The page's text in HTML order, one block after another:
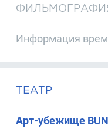
Информация
ТЕАТР
Арт-убежище